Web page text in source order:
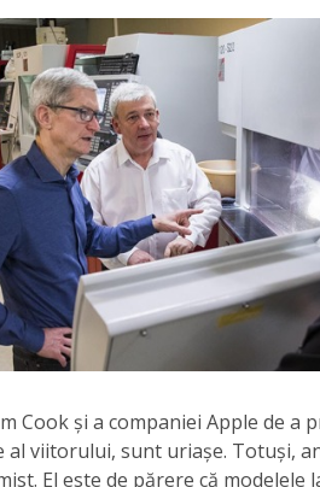
Cook și a companiei Apple de a
al viitorului, sunt uriașe. Totuși,
El este de părere că modelele